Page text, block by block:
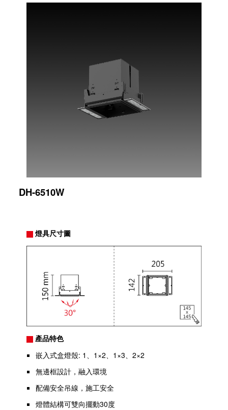
DH-6510W
燈具尺寸圖
產品特色
嵌入式盒燈殼: 1、1×2、1×3、2×2
無邊框設計，融入環境
配備安全吊線，施工安全
燈體結構可雙向擺動30度